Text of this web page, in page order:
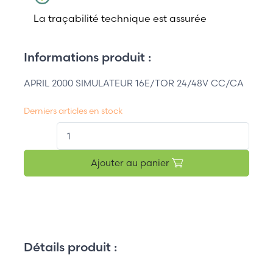
La traçabilité technique est assurée
Informations produit :
APRIL 2000 SIMULATEUR 16E/TOR 24/48V CC/CA
Derniers articles en stock
Ajouter au panier
Détails produit :